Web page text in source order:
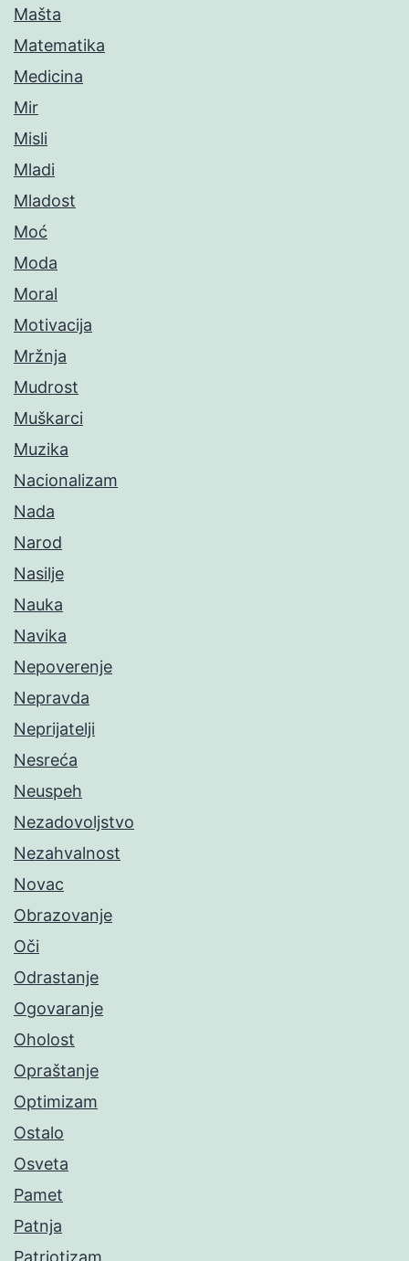
Mašta
Matematika
Medicina
Mir
Misli
Mladi
Mladost
Moć
Moda
Moral
Motivacija
Mržnja
Mudrost
Muškarci
Muzika
Nacionalizam
Nada
Narod
Nasilje
Nauka
Navika
Nepoverenje
Nepravda
Neprijatelji
Nesreća
Neuspeh
Nezadovoljstvo
Nezahvalnost
Novac
Obrazovanje
Oči
Odrastanje
Ogovaranje
Oholost
Opraštanje
Optimizam
Ostalo
Osveta
Pamet
Patnja